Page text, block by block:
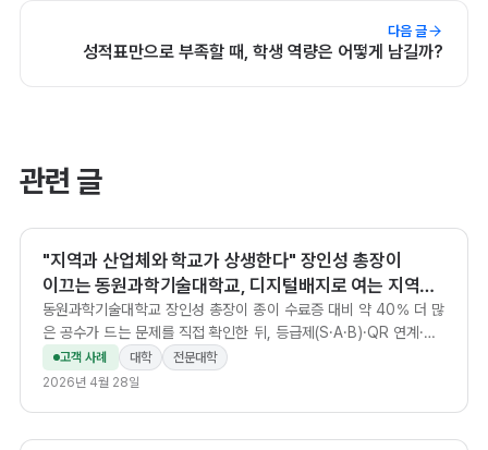
다음 글
성적표만으로 부족할 때, 학생 역량은 어떻게 남길까?
관련 글
"지역과 산업체와 학교가 상생한다" 장인성 총장이
이끄는 동원과학기술대학교, 디지털배지로 여는 지역
상생 체계의 다음 단계
동원과학기술대학교 장인성 총장이 종이 수료증 대비 약 40% 더 많
은 공수가 드는 문제를 직접 확인한 뒤, 등급제(S·A·B)·QR 연계·기
업 인지도 확산 등 디지털배지 고도화 전략을 제시한 총장 인터뷰.
고객 사례 대학
전문대학
2026년 4월 28일